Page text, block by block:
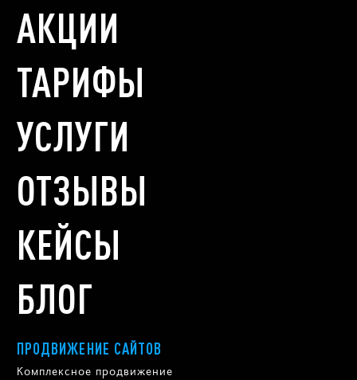
АКЦИИ
ТАРИФЫ
УСЛУГИ
ОТЗЫВЫ
КЕЙСЫ
БЛОГ
ПРОДВИЖЕНИЕ САЙТОВ
Комплексное продвижение